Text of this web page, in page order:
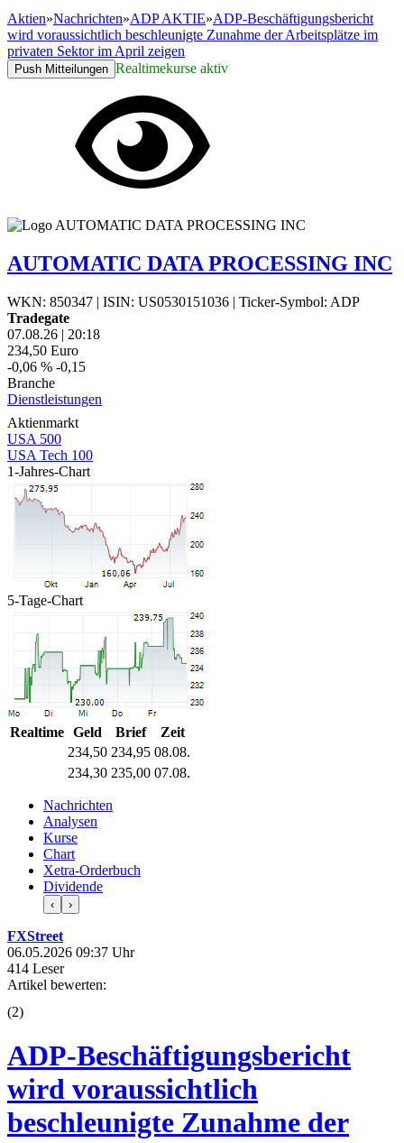
Aktien»Nachrichten»ADP AKTIE»ADP-Beschäftigungsbericht
wird voraussichtlich beschleunigte Zunahme der Arbeitsplätze im
privaten Sektor im April zeigen
Push Mitteilungen Realtimekurse aktiv
AUTOMATIC DATA PROCESSING INC
WKN: 850347 | ISIN: US0530151036 | Ticker-Symbol: ADP
Tradegate
07.08.26 | 20:18
234,50 Euro
-0,06 % -0,15
Branche
Dienstleistungen
Aktienmarkt
USA 500
USA Tech 100
1-Jahres-Chart
5-Tage-Chart
Realtime Geld Brief
Zeit
234,50 234,95 08.08.
234,30 235,00 07.08.
Nachrichten
Analysen
Kurse
Chart
Xetra-Orderbuch
Dividende
‹ ›
FXStreet
06.05.2026 09:37 Uhr
414 Leser
Artikel bewerten:
(2)
ADP-Beschäftigungsbericht
wird voraussichtlich
beschleunigte Zunahme der